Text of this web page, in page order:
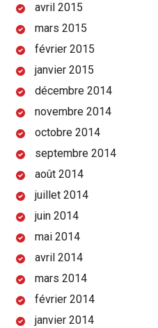
avril 2015
mars 2015
février 2015
janvier 2015
décembre 2014
novembre 2014
octobre 2014
septembre 2014
août 2014
juillet 2014
juin 2014
mai 2014
avril 2014
mars 2014
février 2014
janvier 2014